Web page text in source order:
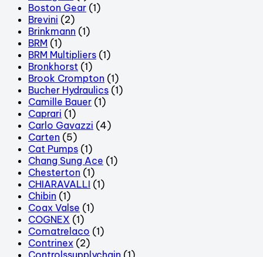
Boston Gear (1)
Brevini (2)
Brinkmann (1)
BRM (1)
BRM Multipliers (1)
Bronkhorst (1)
Brook Crompton (1)
Bucher Hydraulics (1)
Camille Bauer (1)
Caprari (1)
Carlo Gavazzi (4)
Carten (5)
Cat Pumps (1)
Chang Sung Ace (1)
Chesterton (1)
CHIARAVALLI (1)
Chibin (1)
Coax Valse (1)
COGNEX (1)
Comatrelaco (1)
Contrinex (2)
Controlssupplychain (1)